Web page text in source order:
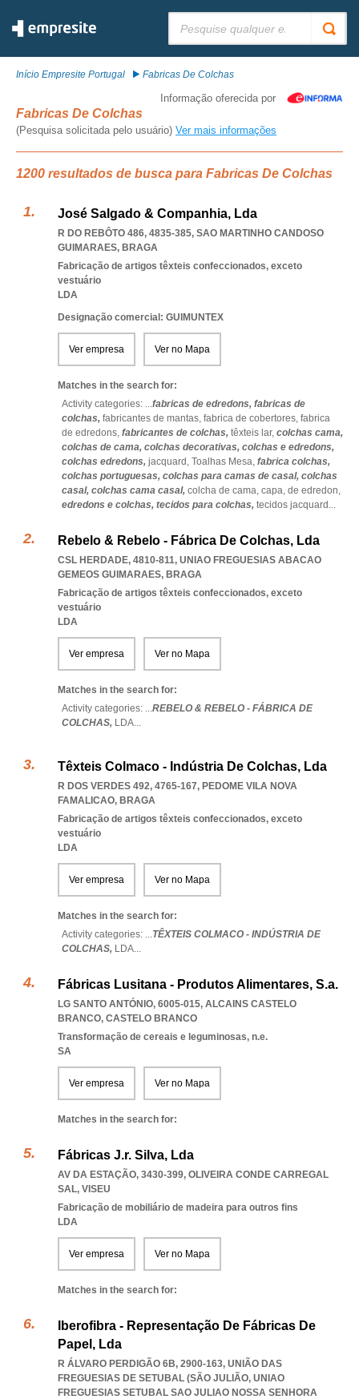
Início Empresite Portugal Fabricas De Colchas
Informação oferecida por
Fabricas De Colchas
(Pesquisa solicitada pelo usuário) Ver mais informações
1200 resultados de busca para Fabricas De Colchas
José Salgado & Companhia, Lda
R DO REBÔTO 486, 4835-385, SAO MARTINHO CANDOSO
GUIMARAES, BRAGA
Fabricação de artigos têxteis confeccionados, exceto
vestuário
LDA
Designação comercial: GUIMUNTEX
Ver empresa Ver no Mapa
Matches in the search for:
Activity categories: ...fabricas de edredons, fabricas de
colchas, fabricantes de mantas, fabrica de cobertores, fabrica
de edredons, fabricantes de colchas, têxteis lar, colchas cama,
colchas de cama, colchas decorativas, colchas e edredons,
colchas edredons, jacquard, Toalhas Mesa, fabrica colchas,
colchas portuguesas, colchas para camas de casal, colchas
casal, colchas cama casal, colcha de cama, capa, de edredon,
edredons e colchas, tecidos para colchas, tecidos jacquard ...
Rebelo & Rebelo - Fábrica De Colchas, Lda
CSL HERDADE, 4810-811, UNIAO FREGUESIAS ABACAO
GEMEOS GUIMARAES, BRAGA
Fabricação de artigos têxteis confeccionados, exceto
vestuário
LDA
Ver empresa Ver no Mapa
Matches in the search for:
Activity categories: ...REBELO & REBELO - FÁBRICA DE
COLCHAS, LDA...
Têxteis Colmaco - Indústria De Colchas, Lda
R DOS VERDES 492, 4765-167, PEDOME VILA NOVA
FAMALICAO, BRAGA
Fabricação de artigos têxteis confeccionados, exceto
vestuário
LDA
Ver empresa Ver no Mapa
Matches in the search for:
Activity categories: ...TÊXTEIS COLMACO - INDÚSTRIA DE
COLCHAS, LDA...
Fábricas Lusitana - Produtos Alimentares, S.a.
LG SANTO ANTÓNIO, 6005-015, ALCAINS CASTELO
BRANCO, CASTELO BRANCO
Transformação de cereais e leguminosas, n.e.
SA
Ver empresa Ver no Mapa
Matches in the search for:
Fábricas J.r. Silva, Lda
AV DA ESTAÇÃO, 3430-399, OLIVEIRA CONDE CARREGAL
SAL, VISEU
Fabricação de mobiliário de madeira para outros fins
LDA
Ver empresa Ver no Mapa
Matches in the search for:
Iberofibra - Representação De Fábricas De
Papel, Lda
R ÁLVARO PERDIGÃO 6B, 2900-163, UNIÃO DAS
FREGUESIAS DE SETUBAL (SÃO JULIÃO, UNIAO
FREGUESIAS SETUBAL SAO JULIAO NOSSA SENHORA